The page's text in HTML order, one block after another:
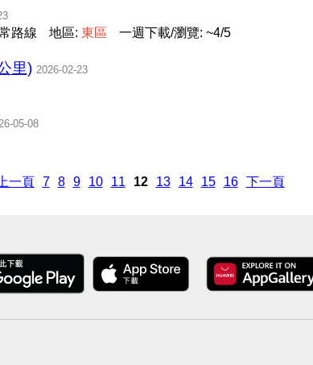
路線 地區: 東區 一週下載/瀏覽: ~4/5
里) 2026-02-23
05-08
上一頁 7 8 9 10 11 12 13 14 15 16 下一頁